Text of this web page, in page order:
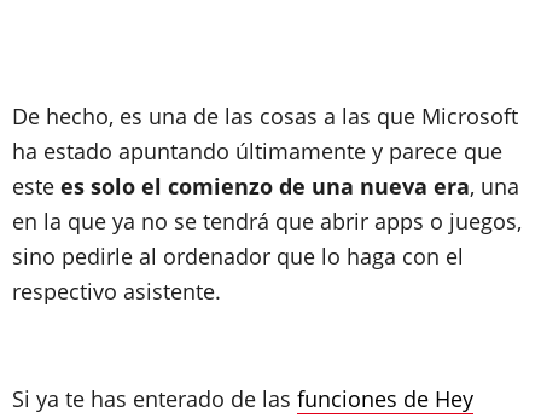
De hecho, es una de las cosas a las que Microsoft
ha estado apuntando últimamente y parece que
este es solo el comienzo de una nueva era, una
en la que ya no se tendrá que abrir apps o juegos,
sino pedirle al ordenador que lo haga con el
respectivo asistente.
Si ya te has enterado de las funciones de Hey